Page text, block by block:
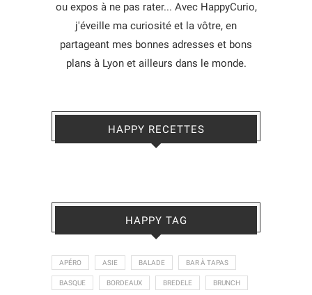
ou expos à ne pas rater... Avec HappyCurio,
j'éveille ma curiosité et la vôtre, en
partageant mes bonnes adresses et bons
plans à Lyon et ailleurs dans le monde.
HAPPY RECETTES
HAPPY TAG
APÉRO ASIE BALADE BAR À TAPAS
BASQUE BORDEAUX BREDELE BRUNCH